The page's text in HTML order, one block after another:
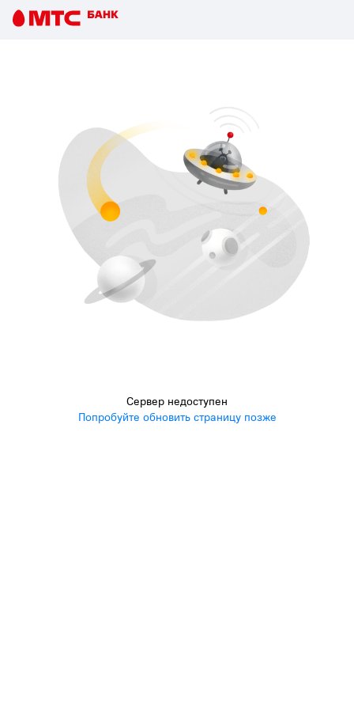
Сервер недоступен
Попробуйте обновить страницу позже